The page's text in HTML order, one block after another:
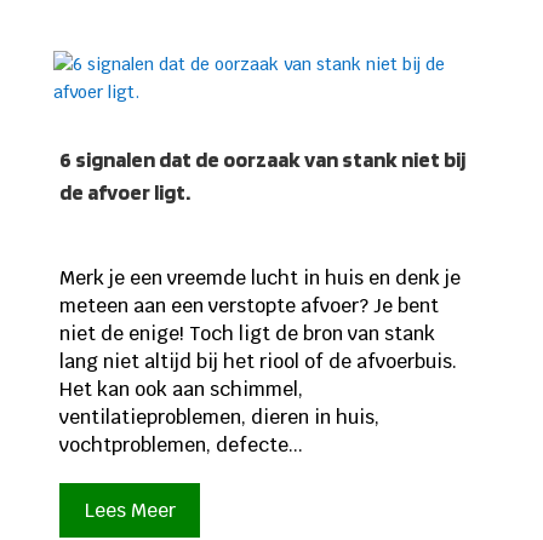
6 signalen dat de oorzaak van stank niet bij
de afvoer ligt.
Merk je een vreemde lucht in huis en denk je
meteen aan een verstopte afvoer? Je bent
niet de enige! Toch ligt de bron van stank
lang niet altijd bij het riool of de afvoerbuis.
Het kan ook aan schimmel,
ventilatieproblemen, dieren in huis,
vochtproblemen, defecte...
Lees Meer